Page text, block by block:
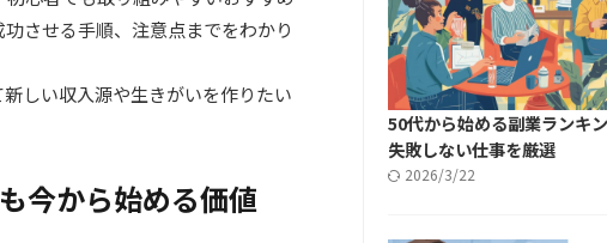
させる手順、注意点までをわかり
しい収入源や生きがいを作りたい
今から始める価値
50代から始める副業ランキ
失敗しない仕事を厳選
2026/3/22